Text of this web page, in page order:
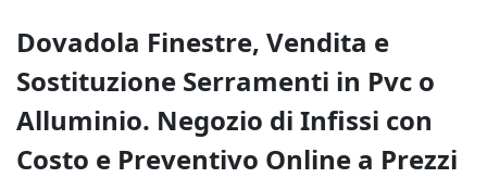
Dovadola Finestre, Vendita e
Sostituzione Serramenti in Pvc o
Alluminio. Negozio di Infissi con
Costo e Preventivo Online a Prezzi